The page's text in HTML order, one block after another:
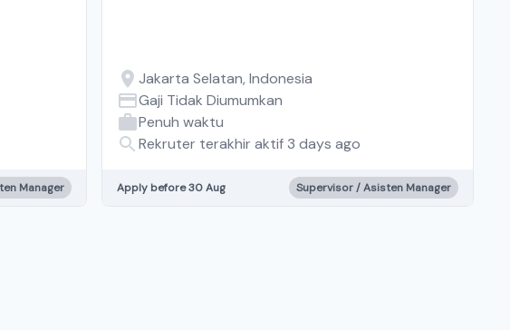
Manager
Jakarta Selatan, Indonesia
Gaji Tidak Diumumkan
Penuh waktu
Rekruter terakhir aktif 3 days ago
Apply before 30 Aug Supervisor / Asisten Manager